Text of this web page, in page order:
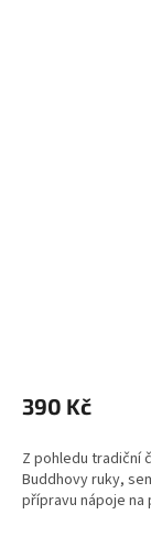
390 Kč
Z pohledu tradiční
Buddhovy ruky,
přípravu nápoje na